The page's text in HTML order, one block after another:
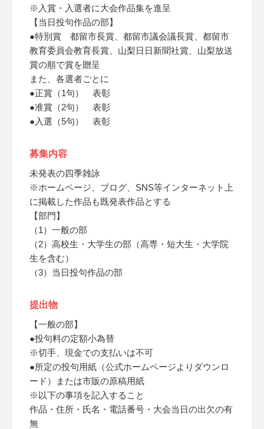
※入賞・入選者に大会作品集を進呈
【当日投句作品の部】
●特別賞 都留市長賞、都留市議会議長賞、都留市
教育委員会教育長賞、山梨日日新聞社賞、山梨放送
賞の順で賞を贈呈
また、各選者ごとに
●正賞（1句） 表彰
●准賞（2句） 表彰
●入選（5句） 表彰
募集内容
未発表の四季雑詠
※ホームページ、ブログ、SNS等インターネット上
に掲載した作品も既発表作品とする
【部門】
（1）一般の部
（2）高校生・大学生の部（高専・短大生・大学院
生を含む）
（3）当日投句作品の部
提出物
【一般の部】
●投句料の定額小為替
※切手、現金での支払いは不可
●所定の投句用紙（公式ホームページよりダウンロ
ード）または市販の原稿用紙
※以下の事項を記入すること
作品・住所・氏名・電話番号・大会当日の出欠の有
無